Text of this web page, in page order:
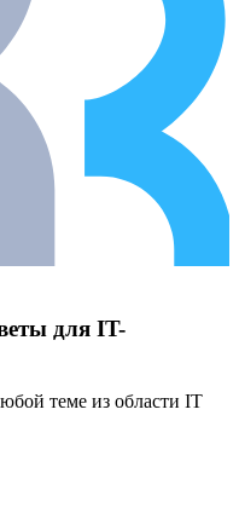
для IT-
теме из области IT